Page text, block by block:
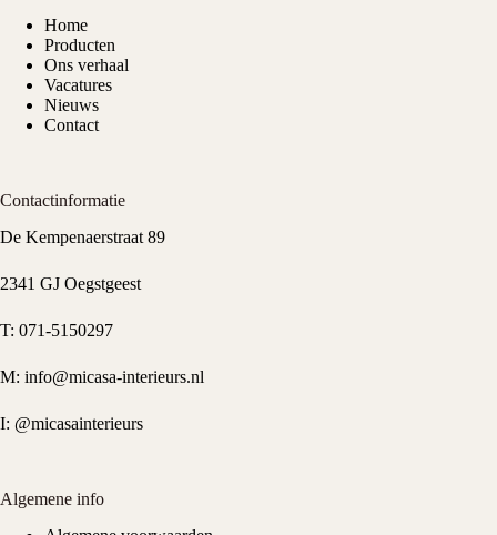
Home
Producten
Ons verhaal
Vacatures
Nieuws
Contact
Contactinformatie
De Kempenaerstraat 89
2341 GJ Oegstgeest
T: 071-5150297
M: info@micasa-interieurs.nl
I: @micasainterieurs
Algemene info